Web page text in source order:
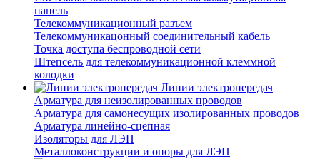
панель
Телекоммуникационный разъем
Телекоммуникацонный соединительный кабель
Точка доступа беспроводной сети
Штепсель для телекоммуникационной клеммной
колодки
Линии электропередач
Арматура для неизолированных проводов
Арматура для самонесущих изолированных проводов
Арматура линейно-сцепная
Изоляторы для ЛЭП
Металлоконструкции и опоры для ЛЭП